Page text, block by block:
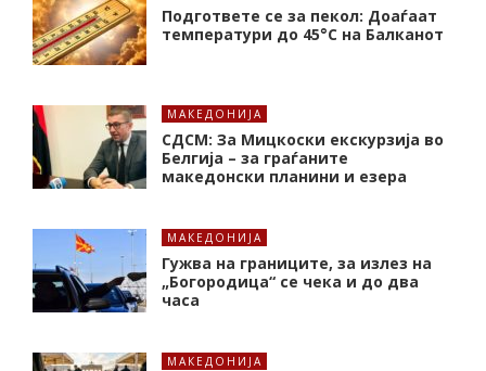
Подгответе се за пекол: Доаѓаат
температури до 45°C на Балканот
МАКЕДОНИЈА
СДСМ: За Мицкоски екскурзија во
Белгија – за граѓаните
македонски планини и езера
МАКЕДОНИЈА
Гужва на границите, за излез на
„Богородица“ се чека и до два
часа
МАКЕДОНИЈА